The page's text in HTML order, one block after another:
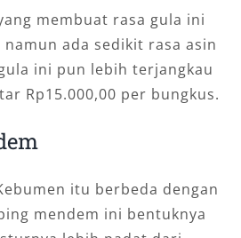
membuat rasa gula ini
ada sedikit rasa asin
ini pun lebih terjangkau
Rp15.000,00 per bungkus.
itu berbeda dengan
mendem ini bentuknya